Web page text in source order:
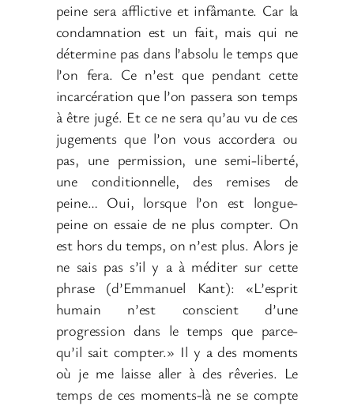
peine sera afflictive et infâmante. Car la
condamnation est un fait, mais qui ne
détermine pas dans l’absolu le temps que
l’on fera. Ce n’est que pendant cette
incarcération que l’on passera son temps
à être jugé. Et ce ne sera qu’au vu de ces
jugements que l’on vous accordera ou
pas, une permission, une semi-liberté,
une conditionnelle, des remises de
peine… Oui, lorsque l’on est longue-
peine on essaie de ne plus compter. On
est hors du temps, on n’est plus. Alors je
ne sais pas s’il y a à méditer sur cette
phrase (d’Emmanuel Kant): «L’esprit
humain n’est conscient d’une
progression dans le temps que parce-
qu’il sait compter.» Il y a des moments
où je me laisse aller à des rêveries. Le
temps de ces moments-là ne se compte